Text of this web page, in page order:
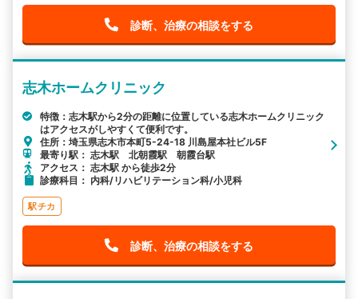
診断、治療の相談をする
志木ホームクリニック
特徴：志木駅から2分の距離に位置している志木ホームクリニック
はアクセスがしやすくて便利です。
住所：埼玉県志木市本町5-24-18 川島屋本社ビル5F
最寄り駅： 志木駅 北朝霞駅 朝霞台駅
アクセス： 志木駅 から徒歩2分
診療科目： 内科/リハビリテーション科/小児科
駅チカ
診断、治療の相談をする